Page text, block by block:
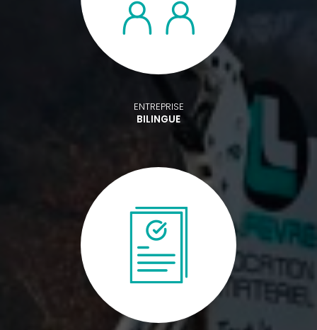
ENTREPRISE
BILINGUE